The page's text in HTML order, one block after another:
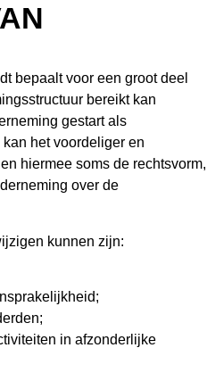
bepaalt voor een groot deel
bereikt kan
gestart als
het voordeliger en
hiermee soms de rechtsvorm,
over de
kunnen zijn:
in afzonderlijke